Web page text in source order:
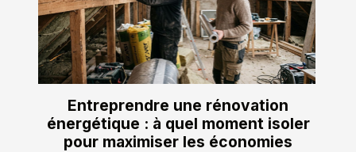
Entreprendre une rénovation
énergétique : à quel moment isoler
pour maximiser les économies